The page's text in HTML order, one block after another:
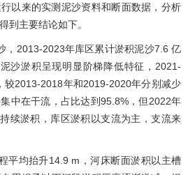
以来的实测泥沙资料和断面数据，分析
到主要结论如下。
，2013-2023年库区累计淤积泥沙7.6 亿
沙淤积呈现明显阶梯降低特征，2021-
较2013-2018年和2019-2020年分别减少
中在干流，占比达到95.8%，但2022年
续淤积，库区淤积以支流为主，支流来
平均抬升14.9 m，河床断面淤积以主槽